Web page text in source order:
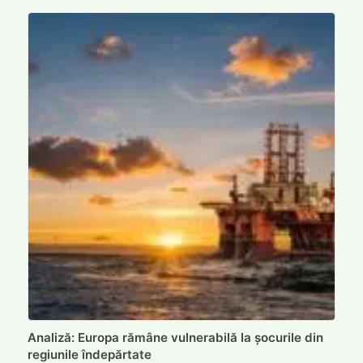
Analiză: Europa rămâne vulnerabilă la șocurile din
regiunile îndepărtate